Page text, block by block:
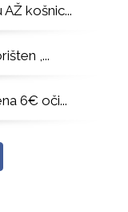
AŽ košnic...
, ...
6€ oči...